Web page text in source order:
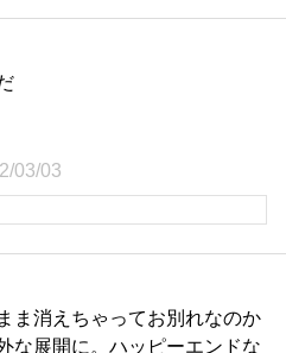
03/03
ま消えちゃってお別れなのか
な展開に。ハッピーエンドな